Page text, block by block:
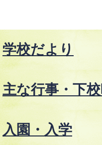
学校だより
主な行事・下
入園・入学